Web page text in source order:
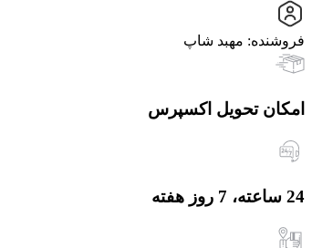
فروشنده: مهبد شاپ
امکان تحویل اکسپرس
24 ساعته، 7 روز هفته